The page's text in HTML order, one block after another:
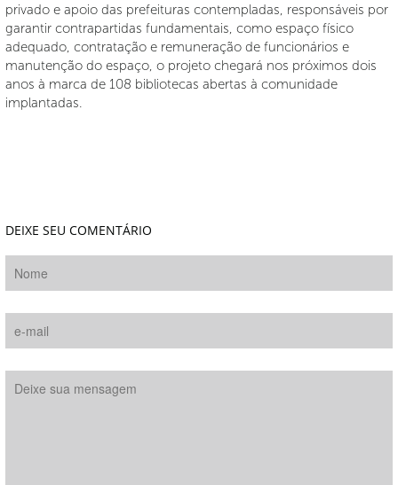
privado e apoio das prefeituras contempladas, responsáveis por
garantir contrapartidas fundamentais, como espaço físico
adequado, contratação e remuneração de funcionários e
manutenção do espaço, o projeto chegará nos próximos dois
anos à marca de 108 bibliotecas abertas à comunidade
implantadas.
DEIXE SEU COMENTÁRIO